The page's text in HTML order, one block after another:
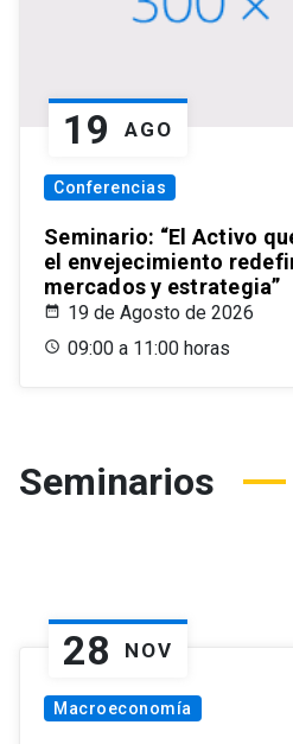
19 AGO
Conferencias
Seminario: “El Activo
el envejecimiento
mercados y estrategia”
19 de Agosto de 2026
09:00 a 11:00 horas
Seminarios
28 NOV
Macroeconomía